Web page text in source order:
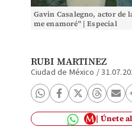
Gavin Casalegno, actor de
me enamoré" | Especial
RUBI MARTINEZ
Ciudad de México /
Únete